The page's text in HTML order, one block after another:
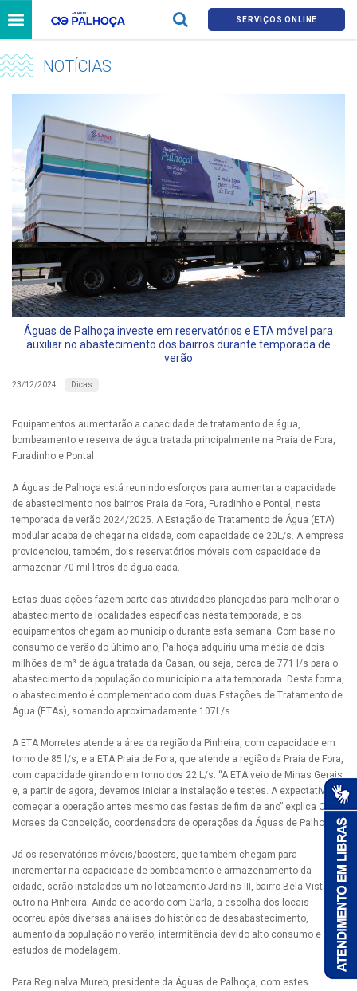
SERVIÇOS ONLINE
NOTÍCIAS
Águas de Palhoça investe em reservatórios e ETA móvel para
auxiliar no abastecimento dos bairros durante temporada de
verão
23/12/2024 Dicas
Equipamentos aumentarão a capacidade de tratamento de água,
bombeamento e reserva de água tratada principalmente na Praia de Fora,
Furadinho e Pontal
A Águas de Palhoça está reunindo esforços para aumentar a capacidade
de abastecimento nos bairros Praia de Fora, Furadinho e Pontal, nesta
temporada de verão 2024/2025. A Estação de Tratamento de Água (ETA)
modular acaba de chegar na cidade, com capacidade de 20L/s. A empresa
providenciou, também, dois reservatórios móveis com capacidade de
armazenar 70 mil litros de água cada.
Estas duas ações fazem parte das atividades planejadas para melhorar o
abastecimento de localidades específicas nesta temporada, e os
equipamentos chegam ao município durante esta semana. Com base no
consumo de verão do último ano, Palhoça adquiriu uma média de dois
milhões de m³ de água tratada da Casan, ou seja, cerca de 771 l/s para o
abastecimento da população do município na alta temporada. Desta forma,
o abastecimento é complementado com duas Estações de Tratamento de
Água (ETAs), somando aproximadamente 107L/s.
A ETA Morretes atende a área da região da Pinheira, com capacidade em
torno de 85 l/s, e a ETA Praia de Fora, que atende a região da Praia de Fora,
com capacidade girando em torno dos 22 L/s. “A ETA veio de Minas Gerais
e, a partir de agora, devemos iniciar a instalação e testes. A expectativa é
começar a operação antes mesmo das festas de fim de ano” explica Carla
Moraes da Conceição, coordenadora de operações da Águas de Palhoça.
Já os reservatórios móveis/boosters, que também chegam para
incrementar na capacidade de bombeamento e armazenamento da
cidade, serão instalados um no loteamento Jardins III, bairro Bela Vista, e
outro na Pinheira. Ainda de acordo com Carla, a escolha dos locais
ocorreu após diversas análises do histórico de desabastecimento,
aumento da população no verão, intermitência devido alto consumo e
estudos de modelagem.
Para Reginalva Mureb, presidente da Águas de Palhoça, com estes